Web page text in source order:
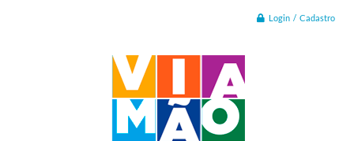
Login / Cadastro